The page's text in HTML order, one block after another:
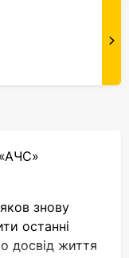
знову
останні
досвід життя